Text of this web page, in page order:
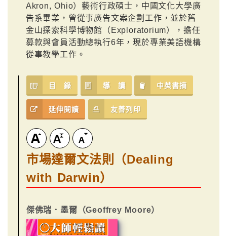
Akron, Ohio）藝術行政碩士，中國文化大學廣
告系畢業，曾從事廣告文案企劃工作，並於舊
金山探索科學博物館（Exploratorium），擔任
募款與會員活動總執行6年，現於專業美語機構
從事教學工作。
目 錄 導 讀 中英書摘
延伸閱讀 友善列印
市場達爾文法則（Dealing
with Darwin）
傑佛瑞．墨爾（Geoffrey Moore）